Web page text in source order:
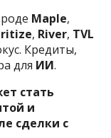
Maple,
, River, TVL
Кредиты,
для ИИ.
стать
и
сделки с